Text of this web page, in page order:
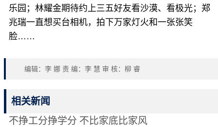
乐园；林耀金期待约上三五好友看沙漠、看极光；郑
兆瑞一直想买台相机，拍下万家灯火和一张张笑
脸……
编辑：李 娜 责 编：李 慧 审 核：柳 睿
相关新闻
不挣工分挣学分 不比家底比家风